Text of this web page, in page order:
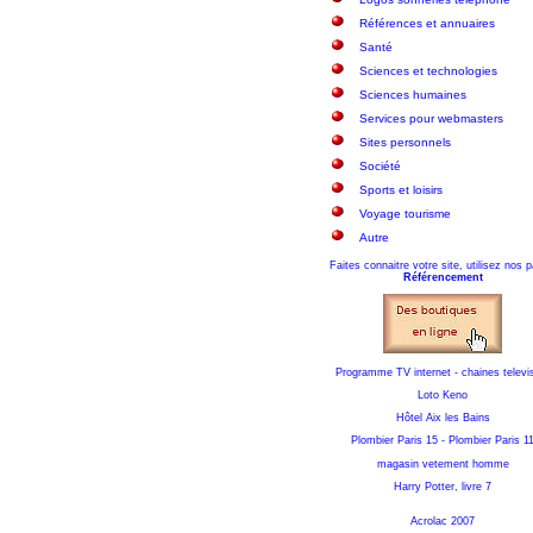
Références et annuaires
Santé
Sciences et technologies
Sciences humaines
Services pour webmasters
Sites personnels
Société
Sports et loisirs
Voyage tourisme
Autre
Faites connaitre votre site, utilisez nos
Référencement
Programme TV internet - chaines
Loto Keno
Hôtel Aix les Bains
Plombier Paris 15 - Plombier Paris 11
magasin vetement homme
Harry Potter, livre 7
Acrolac 2007